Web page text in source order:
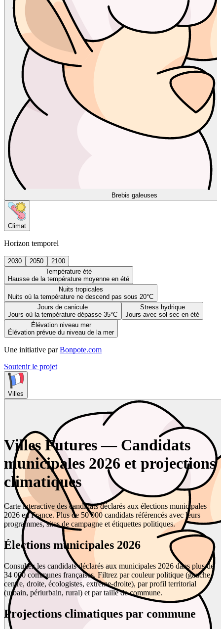
Brebis galeuses
Climat
Horizon temporel
2030 2050
2100
Température été
Hausse de la température moyenne en été
Nuits tropicales
Nuits où la température ne descend pas sous 20°C
Jours de canicule
Jours où la température dépasse 35°C
Stress hydrique
Jours avec sol sec en été
Élévation niveau mer
Élévation prévue du niveau de la mer
Une initiative par Bonpote.com
Soutenir le projet
Villes
Villes Futures — Candidats
municipales 2026 et projections
climatiques
Carte interactive des candidats déclarés aux élections municipales
2026 en France. Plus de 50 000 candidats référencés avec leurs
programmes, sites de campagne et étiquettes politiques.
Élections municipales 2026
Consultez les candidats déclarés aux municipales 2026 dans plus de
34 000 communes françaises. Filtrez par couleur politique (gauche,
centre, droite, écologistes, extrême-droite), par profil territorial
(urbain, périurbain, rural) et par taille de commune.
Projections climatiques par commune